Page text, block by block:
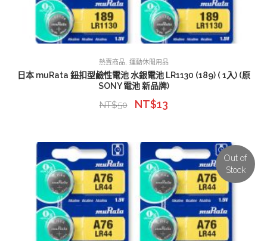
熱賣商品 運動休閒用品
日本 muRata 鈕扣型鹼性電池 水銀電池 LR1130 (189) ( 1入) (原
SONY 電池 新品牌)
NT$50 NT$13
Out of
Stock